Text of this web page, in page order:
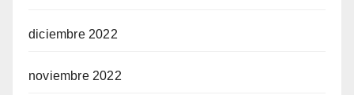
diciembre 2022
noviembre 2022